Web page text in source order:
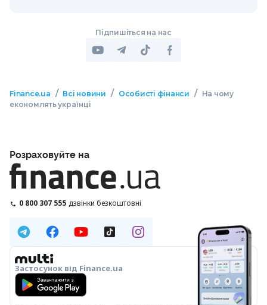
Підпишіться на нас
Finance.ua / Всі новини / Особисті фінанси /
На чому
економлять українці
Розраховуйте на
0 800 307 555 дзвінки безкоштовні
Застосунок від Finance.ua